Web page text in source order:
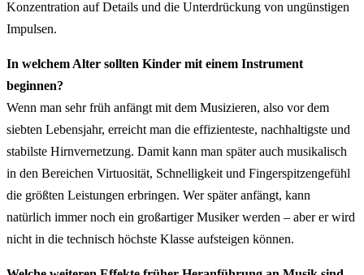
Konzentration auf Details und die Unterdrückung von ungünstigen
Impulsen.
In welchem Alter sollten Kinder mit einem Instrument
beginnen?
Wenn man sehr früh anfängt mit dem Musizieren, also vor dem
siebten Lebensjahr, erreicht man die effizienteste, nachhaltigste und
stabilste Hirnvernetzung. Damit kann man später auch musikalisch
in den Bereichen Virtuosität, Schnelligkeit und Fingerspitzengefühl
die größten Leistungen erbringen. Wer später anfängt, kann
natürlich immer noch ein großartiger Musiker werden – aber er wird
nicht in die technisch höchste Klasse aufsteigen können.